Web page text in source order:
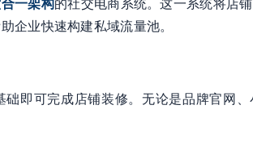
一架构的社交电商系统。这一系统将店铺
企业快速构建私域流量池。
即可完成店铺装修。无论是品牌官网、